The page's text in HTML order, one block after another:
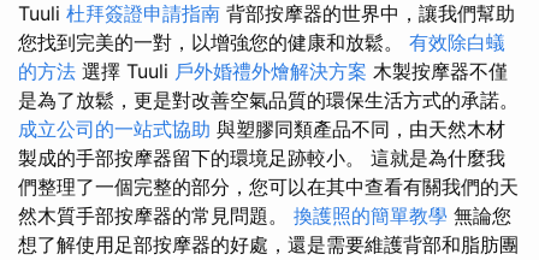
Tuuli 杜拜簽證申請指南 背部按摩器的世界中，讓我們幫助
您找到完美的一對，以增強您的健康和放鬆。 有效除白蟻
的方法 選擇 Tuuli 戶外婚禮外燴解決方案 木製按摩器不僅
是為了放鬆，更是對改善空氣品質的環保生活方式的承諾。
成立公司的一站式協助 與塑膠同類產品不同，由天然木材
製成的手部按摩器留下的環境足跡較小。 這就是為什麼我
們整理了一個完整的部分，您可以在其中查看有關我們的天
然木質手部按摩器的常見問題。 換護照的簡單教學 無論您
想了解使用足部按摩器的好處，還是需要維護背部和脂肪團